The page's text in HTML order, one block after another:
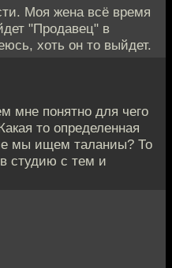
Моя жена всё время
"Продавец" в
хоть он то выйдет.
мне понятно для чего
то определенная
мы ищем таланиы? То
студию с тем и